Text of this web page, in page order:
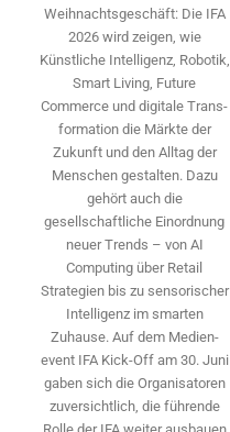
Weihnachtsgeschäft: Die IFA
2026 wird ­zeigen, wie
Künstliche Intelligenz, Robotik,
Smart Living, Future
Commerce und digitale Trans­
formation die Märkte der
Zukunft und den Alltag der
Menschen gestalten. Dazu
gehört auch die
gesellschaftliche Einordnung
neuer Trends – von AI
Computing über Retail
Strategien bis zu sensorischer
Intelligenz im smarten
Zuhause. Auf dem Medien­
event IFA Kick-Off am 30. Juni
gaben sich die Organisatoren
zuversichtlich, die führende